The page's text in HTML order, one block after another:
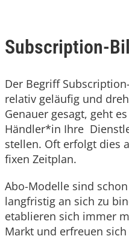
Subscription-
Der Begriff
relativ geläufig und
Genauer gesagt, geht
Händler*in Ihre
stellen. Oft erfolgt dies
fixen Zeitplan.
Abo-Modelle sind
langfristig an sich zu
etablieren sich immer
Markt und erfreuen